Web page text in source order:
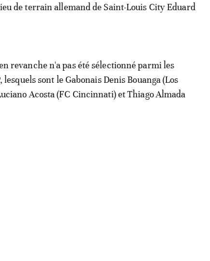
de terrain allemand de Saint-Louis City Eduard
revanche n'a pas été sélectionné parmi les
sont le Gabonais Denis Bouanga (Los
Acosta (FC Cincinnati) et Thiago Almada